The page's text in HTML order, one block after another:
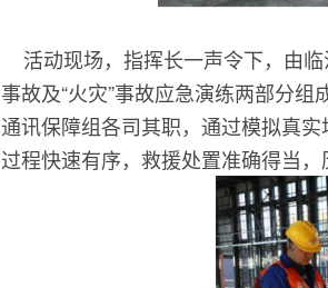
活动现场，指挥长一声令下，由
事故及“火灾”事故应急演练两部分
通讯保障组各司其职，通过模拟真
过程快速有序，救援处置准确得当